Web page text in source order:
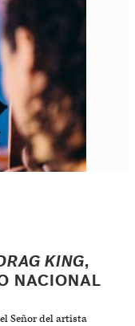
KING,
NACIONAL
Señor del artista